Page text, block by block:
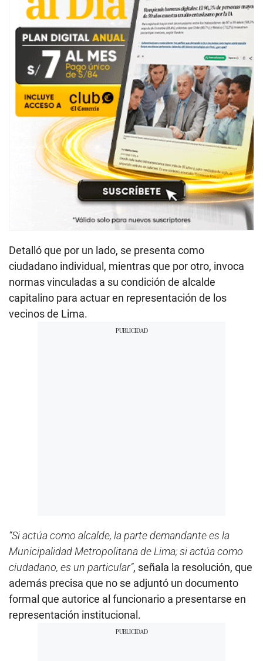
Detalló que por un lado, se presenta como
ciudadano individual, mientras que por otro, invoca
normas vinculadas a su condición de alcalde
capitalino para actuar en representación de los
vecinos de Lima.
“Si actúa como alcalde, la parte demandante es la
Municipalidad Metropolitana de Lima; si actúa como
ciudadano, es un particular”, señala la resolución, que
además precisa que no se adjuntó un documento
formal que autorice al funcionario a presentarse en
representación institucional.